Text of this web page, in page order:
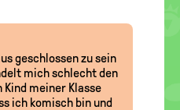
geschlossen zu sein
mich schlecht den
meiner Klasse
ich komisch bin und